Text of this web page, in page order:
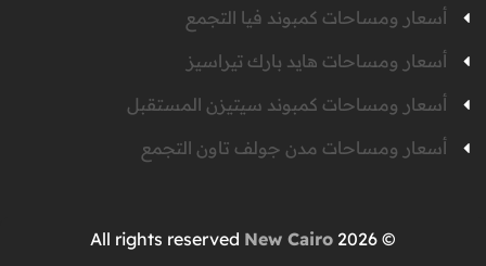
أسعار ومساحات كمبوند فيا التجمع
أسعار ومساحات هايد بارك تيراسيز
أسعار ومساحات كمبوند سيتيزن المستقبل
أسعار ومساحات مدن جولف تاون التجمع
© 2026 All rights reserved
New Cairo